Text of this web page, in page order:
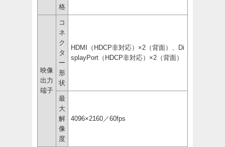
格
映像
出力
端子
コ
ネ
ク
タ
ー
形
状
HDMI（HDCP非対応）×2（背面）、Di
splayPort（HDCP非対応）×2（背面）
最
大
解
像
度
4096×2160／60fps